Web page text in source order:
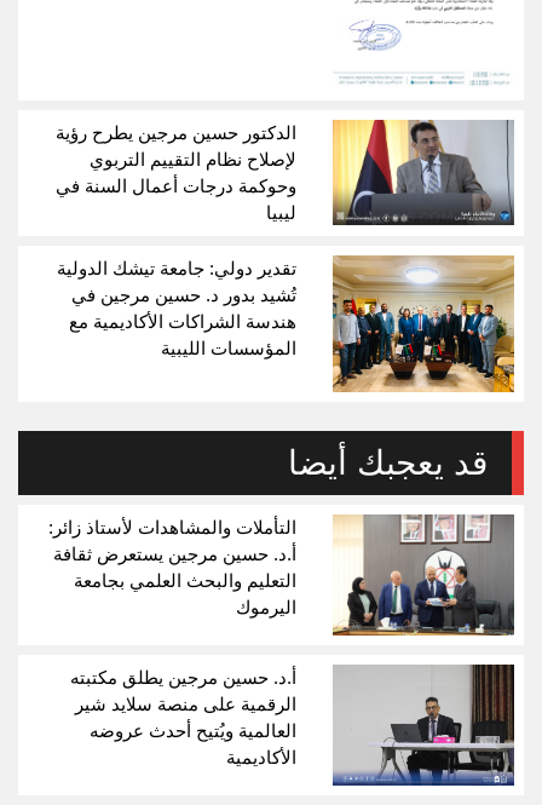
الدكتور حسين مرجين يطرح رؤية
لإصلاح نظام التقييم التربوي
وحوكمة درجات أعمال السنة في
ليبيا
تقدير دولي: جامعة تيشك الدولية
تُشيد بدور د. حسين مرجين في
هندسة الشراكات الأكاديمية مع
المؤسسات الليبية
قد يعجبك أيضا
التأملات والمشاهدات لأستاذ زائر:
أ.د. حسين مرجين يستعرض ثقافة
التعليم والبحث العلمي بجامعة
اليرموك
أ.د. حسين مرجين يطلق مكتبته
الرقمية على منصة سلايد شير
العالمية ويُتيح أحدث عروضه
الأكاديمية